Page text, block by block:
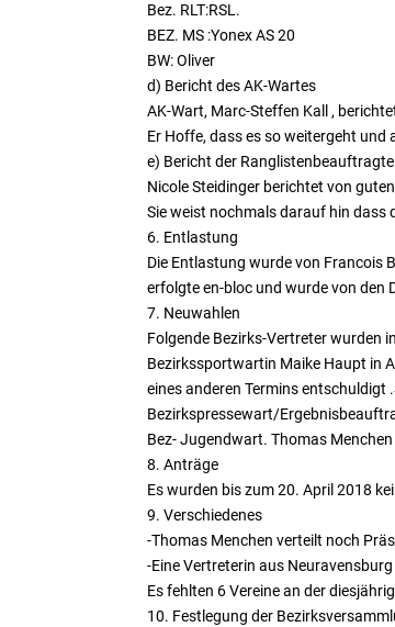
Bez. RLT:RSL.
BEZ. MS :Yonex AS 20
BW: Oliver
d) Bericht des AK-Wartes
AK-Wart, Marc-Steffen Kall ,
Er Hoffe, dass es so weitergeht und
e) Bericht der
Nicole Steidinger berichtet von
Sie weist nochmals darauf hin dass
6. Entlastung
Die Entlastung wurde von Francois
erfolgte en-bloc und wurde von den
7. Neuwahlen
Folgende Bezirks-Vertreter wurden
Bezirkssportwartin Maike Haupt in
eines anderen Termins entschuldigt
Bezirkspressewart/
Bez- Jugendwart. Thomas
8. Anträge
Es wurden bis zum 20. April 2018
9. Verschiedenes
-Thomas Menchen verteilt noch
-Eine Vertreterin aus
Es fehlten 6 Vereine an der
10. Festlegung der